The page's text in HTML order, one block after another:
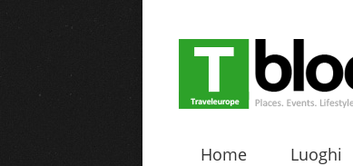
Home Luoghi